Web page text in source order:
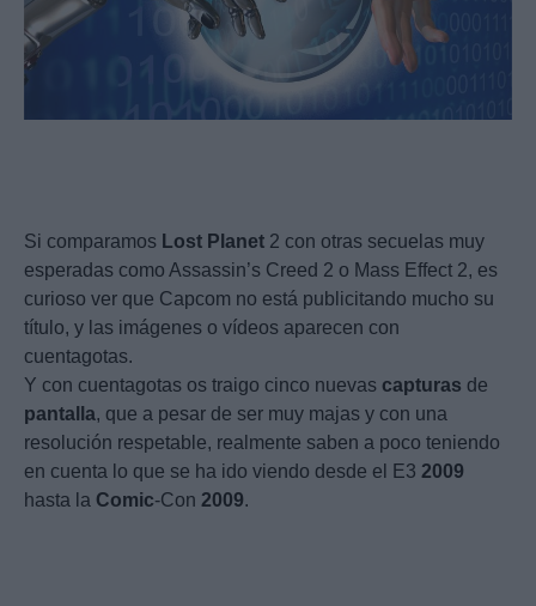
Si comparamos Lost Planet 2 con otras secuelas muy
esperadas como Assassin’s Creed 2 o Mass Effect 2, es
curioso ver que Capcom no está publicitando mucho su
título, y las imágenes o vídeos aparecen con
cuentagotas.
Y con cuentagotas os traigo cinco nuevas capturas de
pantalla, que a pesar de ser muy majas y con una
resolución respetable, realmente saben a poco teniendo
en cuenta lo que se ha ido viendo desde el E3 2009
hasta la Comic-Con 2009.